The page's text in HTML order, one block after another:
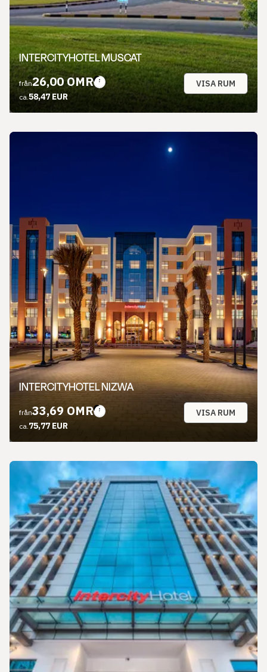
INTERCITYHOTEL MUSCAT
från26,00 OMR
ca.58,47 EUR
VISA RUM
INTERCITYHOTEL NIZWA
från33,69 OMR
ca.75,77 EUR
VISA RUM